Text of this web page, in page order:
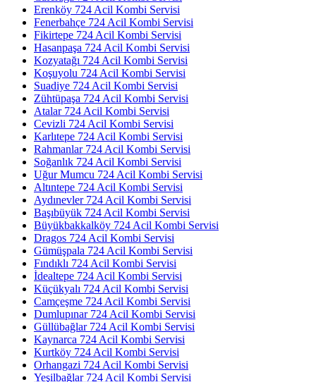
Erenköy 724 Acil Kombi Servisi
Fenerbahçe 724 Acil Kombi Servisi
Fikirtepe 724 Acil Kombi Servisi
Hasanpaşa 724 Acil Kombi Servisi
Kozyatağı 724 Acil Kombi Servisi
Koşuyolu 724 Acil Kombi Servisi
Suadiye 724 Acil Kombi Servisi
Zühtüpaşa 724 Acil Kombi Servisi
Atalar 724 Acil Kombi Servisi
Cevizli 724 Acil Kombi Servisi
Karlıtepe 724 Acil Kombi Servisi
Rahmanlar 724 Acil Kombi Servisi
Soğanlık 724 Acil Kombi Servisi
Uğur Mumcu 724 Acil Kombi Servisi
Altıntepe 724 Acil Kombi Servisi
Aydınevler 724 Acil Kombi Servisi
Başıbüyük 724 Acil Kombi Servisi
Büyükbakkalköy 724 Acil Kombi Servisi
Dragos 724 Acil Kombi Servisi
Gümüşpala 724 Acil Kombi Servisi
Fındıklı 724 Acil Kombi Servisi
İdealtepe 724 Acil Kombi Servisi
Küçükyalı 724 Acil Kombi Servisi
Camçeşme 724 Acil Kombi Servisi
Dumlupınar 724 Acil Kombi Servisi
Güllübağlar 724 Acil Kombi Servisi
Kaynarca 724 Acil Kombi Servisi
Kurtköy 724 Acil Kombi Servisi
Orhangazi 724 Acil Kombi Servisi
Yeşilbağlar 724 Acil Kombi Servisi